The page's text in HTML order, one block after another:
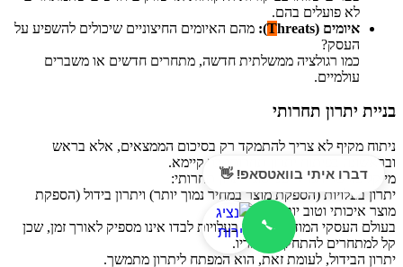
לא פועלים בהם.
איומים (
Threats):
מהם האיומים החיצוניים שיכולים להשפיע על
העסק?
כמו רגולציה ממשלתית חדשה, מתחרים חדשים או משברים
עולמיים.
בניית יתרון תחרותי
ניתוח מקיף לא צריך להתמקד רק בסיכום הממצאים, אלא בראש
ובראשונה בפיתוח יתרון תחרותי בר קיימא.
מייקל פורטר הגדיר שני סוגי יתרון תחרותי:
יתרון בעלויות (הספקת מוצר במחיר נמוך יותר) ויתרון בידול (הספקת
מוצר איכותי וטוב יותר).
בעולם העסקי המודרני, יתרון בעלויות לבדו אינו מספיק לאורך זמן, שכן
קל למתחרים להתחקות אחריו.
יתרון הבידול, לעומת זאת, הוא המפתח ליתרון מתמשך.
דברו איתי בוואטסאפ! 👋